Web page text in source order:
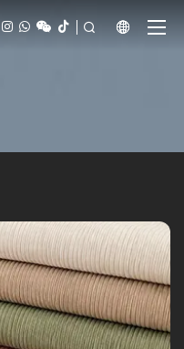
  